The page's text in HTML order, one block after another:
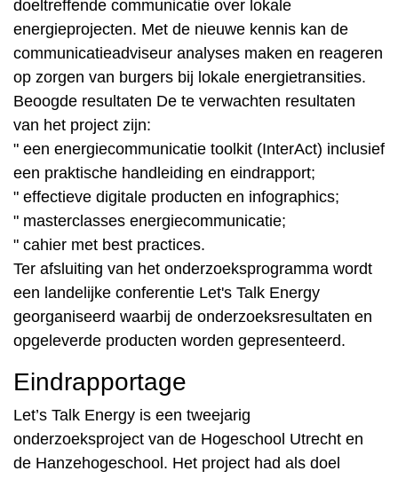
doeltreffende communicatie over lokale
energieprojecten. Met de nieuwe kennis kan de
communicatieadviseur analyses maken en reageren
op zorgen van burgers bij lokale energietransities.
Beoogde resultaten De te verwachten resultaten
van het project zijn:
" een energiecommunicatie toolkit (InterAct) inclusief
een praktische handleiding en eindrapport;
" effectieve digitale producten en infographics;
" masterclasses energiecommunicatie;
" cahier met best practices.
Ter afsluiting van het onderzoeksprogramma wordt
een landelijke conferentie Let's Talk Energy
georganiseerd waarbij de onderzoeksresultaten en
opgeleverde producten worden gepresenteerd.
Eindrapportage
Let’s Talk Energy is een tweejarig
onderzoeksproject van de Hogeschool Utrecht en
de Hanzehogeschool. Het project had als doel